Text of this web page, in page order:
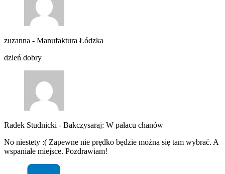
zuzanna - Manufaktura Łódzka
dzień dobry
Radek Studnicki - Bakczysaraj: W pałacu chanów
No niestety :( Zapewne nie prędko będzie można się tam wybrać. A
wspaniałe miejsce. Pozdrawiam!